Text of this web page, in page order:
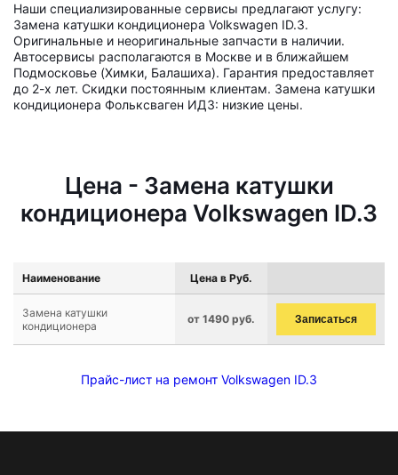
Наши специализированные сервисы предлагают услугу:
Замена катушки кондиционера Volkswagen ID.3.
Оригинальные и неоригинальные запчасти в наличии.
Автосервисы располагаются в Москве и в ближайшем
Подмосковье (Химки, Балашиха). Гарантия предоставляет
до 2-х лет. Скидки постоянным клиентам. Замена катушки
кондиционера Фольксваген ИД3: низкие цены.
Цена - Замена катушки
кондиционера Volkswagen ID.3
Наименование Цена в Руб.
Замена катушки
кондиционера
от 1490 руб. Записаться
Прайс-лист на ремонт Volkswagen ID.3